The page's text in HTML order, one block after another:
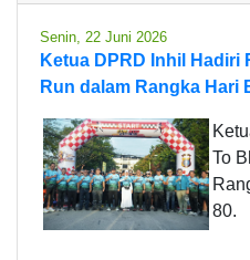
Senin, 22 Juni 2026
Ketua DPRD Inhil Hadiri
Run dalam Rangka Hari
To
80.